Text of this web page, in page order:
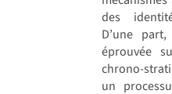
des
D’une
éprouvée
chrono-
un